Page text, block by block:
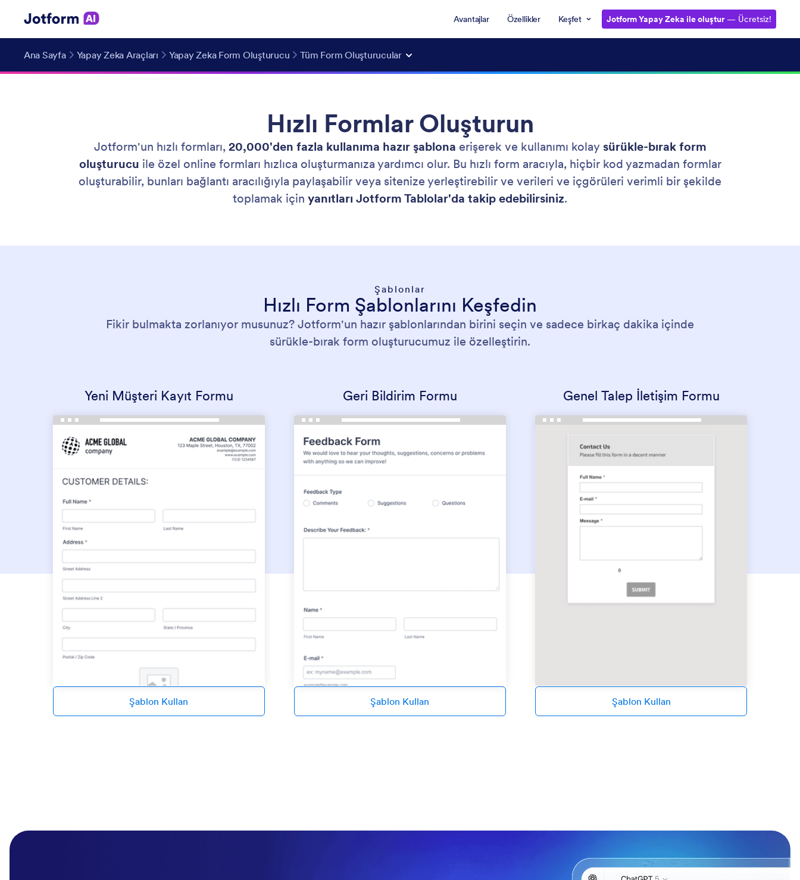
Avantajlar Özellikler Keşfet Jotform Yapay Zeka ile oluştur— Ücretsiz!
Ana Sayfa Yapay Zeka Araçları Yapay Zeka Form Oluşturucu Tüm Form Oluşturucular
Hızlı Formlar Oluşturun
Jotform'un hızlı formları,20,000'den fazla kullanıma hazır şablona erişerek ve kullanımı kolaysürükle-bırak form
oluşturucu ile özel online formları hızlıca oluşturmanıza yardımcı olur. Bu hızlı form aracıyla, hiçbir kod yazmadan formlar
oluşturabilir, bunları bağlantı aracılığıyla paylaşabilir veya sitenize yerleştirebilir ve verileri ve içgörüleri verimli bir şekilde
toplamak için yanıtları Jotform Tablolar'da takip edebilirsiniz.
Şablonlar
Hızlı Form Şablonlarını Keşfedin
Fikir bulmakta zorlanıyor musunuz? Jotform'un hazır şablonlarından birini seçin ve sadece birkaç dakika içinde
sürükle-bırak form oluşturucumuz ile özelleştirin.
Yeni Müşteri Kayıt Formu
Şablon Kullan
Geri Bildirim Formu
Şablon Kullan
Genel Talep İletişim Formu
Şablon Kullan